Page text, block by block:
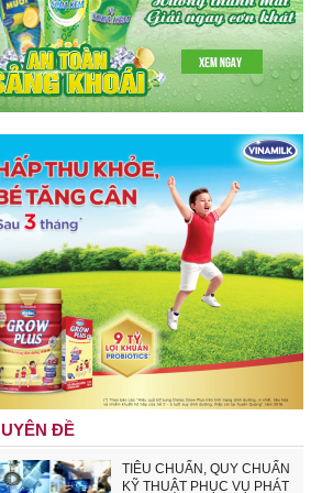
ĐỀ
TIÊU CHUẨN, QUY CHUẨN
KỸ THUẬT PHỤC VỤ PHÁT